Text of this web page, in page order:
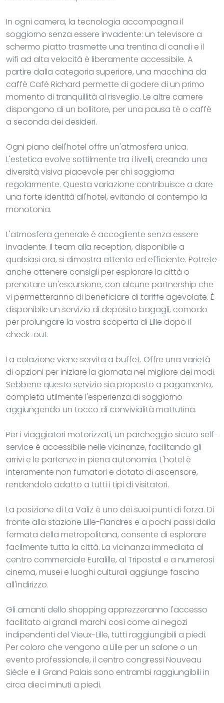
In ogni camera, la tecnologia accompagna il
soggiorno senza essere invadente: un televisore a
schermo piatto trasmette una trentina di canali e il
wifi ad alta velocità è liberamente accessibile. A
partire dalla categoria superiore, una macchina da
caffè Café Richard permette di godere di un primo
momento di tranquillità al risveglio. Le altre camere
dispongono di un bollitore, per una pausa tè o caffè
a seconda dei desideri.
Ogni piano dell'hotel offre un'atmosfera unica.
L'estetica evolve sottilmente tra i livelli, creando una
diversità visiva piacevole per chi soggiorna
regolarmente. Questa variazione contribuisce a dare
una forte identità all'hotel, evitando al contempo la
monotonia.
L'atmosfera generale è accogliente senza essere
invadente. Il team alla reception, disponibile a
qualsiasi ora, si dimostra attento ed efficiente. Potrete
anche ottenere consigli per esplorare la città o
prenotare un'escursione, con alcune partnership che
vi permetteranno di beneficiare di tariffe agevolate. È
disponibile un servizio di deposito bagagli, comodo
per prolungare la vostra scoperta di Lille dopo il
check-out.
La colazione viene servita a buffet. Offre una varietà
di opzioni per iniziare la giornata nel migliore dei modi.
Sebbene questo servizio sia proposto a pagamento,
completa utilmente l'esperienza di soggiorno
aggiungendo un tocco di convivialità mattutina.
Per i viaggiatori motorizzati, un parcheggio sicuro self-
service è accessibile nelle vicinanze, facilitando gli
arrivi e le partenze in piena autonomia. L'hotel è
interamente non fumatori e dotato di ascensore,
rendendolo adatto a tutti i tipi di visitatori.
La posizione di La Valiz è uno dei suoi punti di forza. Di
fronte alla stazione Lille-Flandres e a pochi passi dalla
fermata della metropolitana, consente di esplorare
facilmente tutta la città. La vicinanza immediata al
centro commerciale Euralille, al Tripostal e a numerosi
cinema, musei e luoghi culturali aggiunge fascino
all'indirizzo.
Gli amanti dello shopping apprezzeranno l'accesso
facilitato ai grandi marchi così come ai negozi
indipendenti del Vieux-Lille, tutti raggiungibili a piedi.
Per coloro che vengono a Lille per un salone o un
evento professionale, il centro congressi Nouveau
Siècle e il Grand Palais sono entrambi raggiungibili in
circa dieci minuti a piedi.